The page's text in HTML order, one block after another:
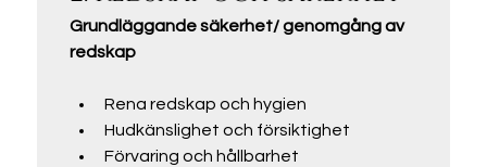
Grundläggande säkerhet/ genomgång av
redskap
Rena redskap och hygien
Hudkänslighet och försiktighet
Förvaring och hållbarhet